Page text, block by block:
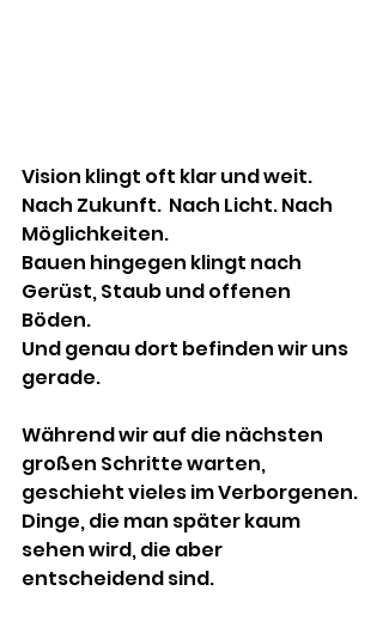
Vision klingt oft klar und weit.
Nach Zukunft.  Nach Licht. Nach
Möglichkeiten.
Bauen hingegen klingt nach
Gerüst, Staub und offenen
Böden.
Und genau dort befinden wir uns
gerade.
Während wir auf die nächsten
großen Schritte warten,
geschieht vieles im Verborgenen.
Dinge, die man später kaum
sehen wird, die aber
entscheidend sind.